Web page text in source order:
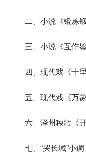
二、小说《锻炼锻
三、小说《互作鉴
四、现代戏《十里
五、现代戏《万象
六、泽州秧歌《开
七、“哭长城”小调